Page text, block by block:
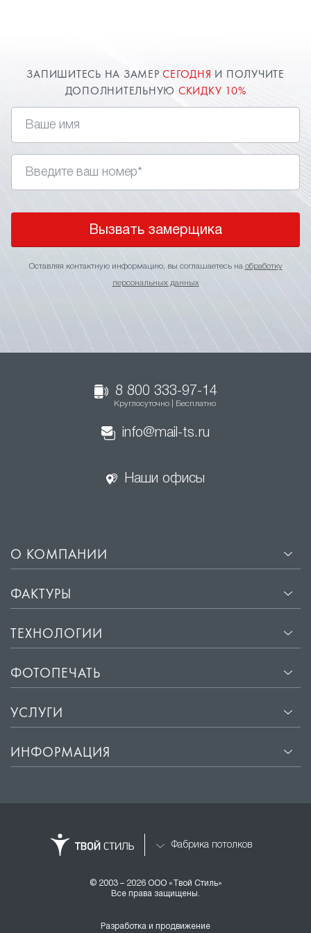
дизайнерские задачи. Доверяйте ваш потолок
только профессионалам!
Менеджеры компании "Твой стиль" в Ликино-
Дулево помогут определиться с выбором
ЗАПИШИТЕСЬ НА ЗАМЕРСЕГОДНЯ И ПОЛУЧИТЕ
ДОПОЛНИТЕЛЬНУЮ СКИДКУ 10%
Вызвать замерщика
Оставляя контактную информацию, вы соглашаетесь на обработку
персональных данных
8 800 333-97-14
Круглосуточно | Бесплатно
info@mail-ts.ru
Наши офисы
О КОМПАНИИ
ФАКТУРЫ
ТЕХНОЛОГИИ
ФОТОПЕЧАТЬ
УСЛУГИ
ИНФОРМАЦИЯ
Фабрика потолков
© 2003 – 2026 ООО «Твой Стиль»
Все права защищены.
Разработка и продвижение